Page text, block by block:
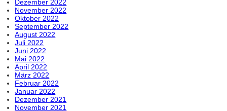
Dezember 2022
November 2022
Oktober 2022
September 2022
August 2022
Juli 2022
Juni 2022
Mai 2022
April 2022
März 2022
Februar 2022
Januar 2022
Dezember 2021
November 2021